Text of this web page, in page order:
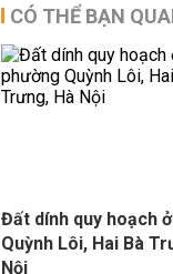
CÓ THỂ BẠN
Đất dính quy hoạch
Quỳnh Lôi, Hai Bà
Nội